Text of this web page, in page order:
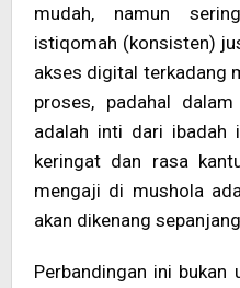
mudah, namun
istiqomah (konsisten)
akses digital terkadang
proses, padahal
adalah inti dari ibadah
keringat dan rasa
mengaji di mushola
akan dikenang
Perbandingan ini bukan